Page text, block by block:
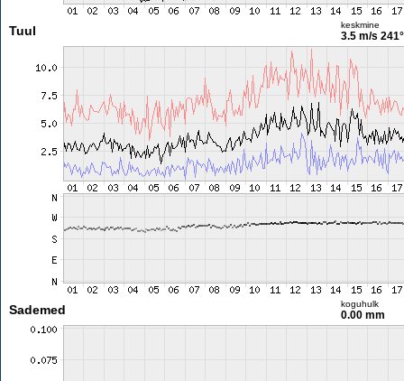
Tuul keskmine
3.5 m/s 241°
Sademed koguhulk
0.00 mm